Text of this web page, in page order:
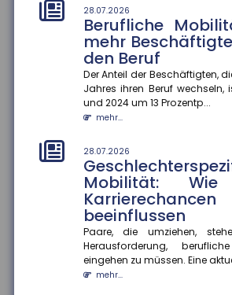
28.07.2026
Berufliche
mehr
den Beruf
Der Anteil der Beschäftigten,
Jahres ihren Beruf wechseln,
und 2024 um 13 Prozentp...
mehr...
28.07.2026
Mobilität: Wie
Karrierechancen
beeinflussen
Paare, die umziehen,
Herausforderung,
eingehen zu müssen. Eine
mehr...
25.07.2026
Anzahl der
sagt wenig über die
aus
Die Höhe der Renten aus
Rentenversicherung verteile
bis hin zu sehr hohen Rente...
mehr...
25.07.2026
Mehrheit der Azubis
90 Prozent der befragten
ihrem Job zufrieden. Das ergab
der Bertelsmann S...
mehr...
25.07.2026